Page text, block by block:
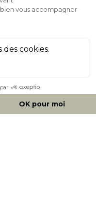
Appelez-nous Au
050 92 00 74